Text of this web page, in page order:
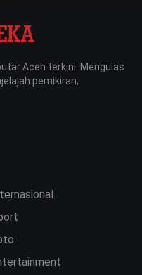
Aceh terkini. Mengulas
pemikiran,